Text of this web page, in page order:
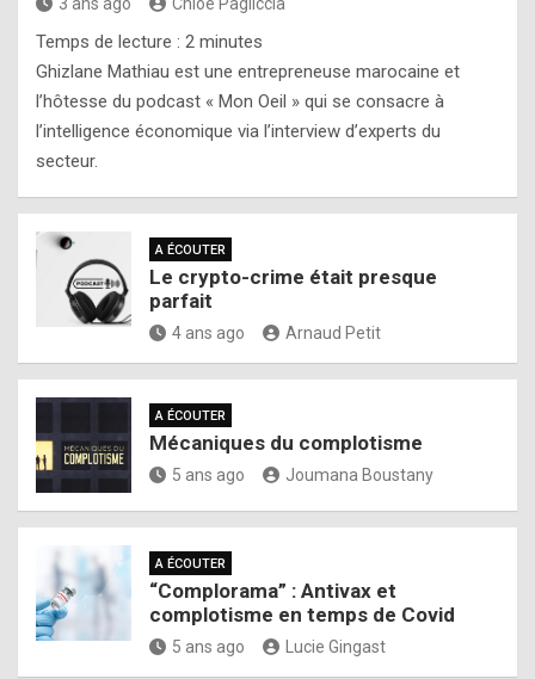
Temps de lecture : 2 minutes
Ghizlane Mathiau est une entrepreneuse marocaine et
l’hôtesse du podcast « Mon Oeil » qui se consacre à
l’intelligence économique via l’interview d’experts du
secteur.
A ÉCOUTER
Le crypto-crime était presque
parfait
4 ans ago Arnaud Petit
A ÉCOUTER
Mécaniques du complotisme
5 ans ago Joumana Boustany
A ÉCOUTER
“Complorama” : Antivax et
complotisme en temps de Covid
5 ans ago Lucie Gingast